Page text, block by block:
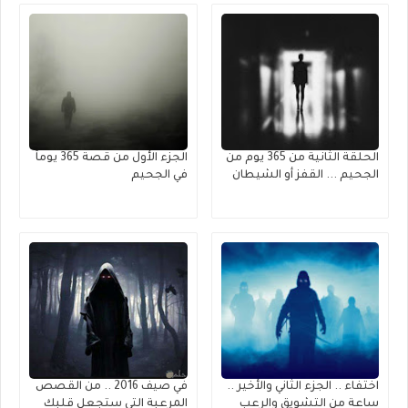
الحلقة الثانية من 365 يوم من
الجحيم ... القفز أو الشيطان
الجزء الأول من قصة 365 يوماً
في الجحيم
اختفاء .. الجزء الثاني والأخير ..
ساعة من التشويق والرعب
في صيف 2016 .. من القصص
المرعبة التي ستجعل قلبك